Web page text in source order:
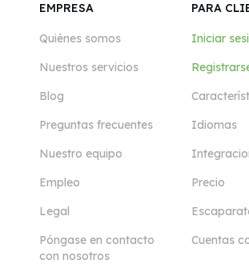
EMPRESA
Quiénes somos
Nuestros servicios
Blog
Preguntas frecuentes
Nuestro equipo
Empleo
Legal
Póngase en contacto
con nosotros
PARA
Iniciar
Idiomas
Precio
Cuentas